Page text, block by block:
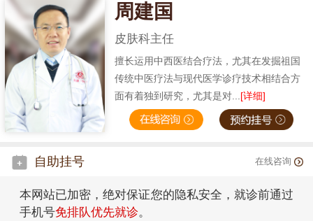
周建国
皮肤科主任
擅长运用中西医结合疗法，尤其在发掘祖国
传统中医疗法与现代医学诊疗技术相结合方
面有着独到研究，尤其是对...[详细]
自助挂号 在线咨询
本网站已加密，绝对保证您的隐私安全，就诊前通过
手机号免排队优先就诊。